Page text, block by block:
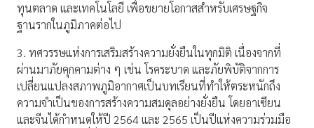
ทุนตลาด และเทคโนโลยี เพื่อขยายโอกาสสำหรับเศรษฐกิจ
ฐานรากในภูมิภาคต่อไป
3. ทศวรรษแห่งการเสริมสร้างความยั่งยืนในทุกมิติ เนื่องจากที่
ผ่านมาภัยคุกคามต่าง ๆ เช่น โรคระบาด และภัยพิบัติจากการ
เปลี่ยนแปลงสภาพภูมิอากาศเป็นบทเรียนที่ทำให้ตระหนักถึง
ความจำเป็นของการสร้างความสมดุลอย่างยั่งยืน โดยอาเซียน
และจีนได้กำหนดให้ปี 2564 และ 2565 เป็นปีแห่งความร่วมมือ